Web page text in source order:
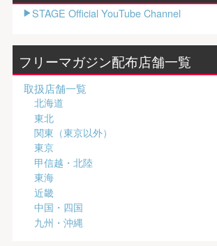
STAGE Official YouTube Channel
フリーマガジン配布店舗一覧
取扱店舗一覧
北海道
東北
関東（東京以外）
東京
甲信越・北陸
東海
近畿
中国・四国
九州・沖縄